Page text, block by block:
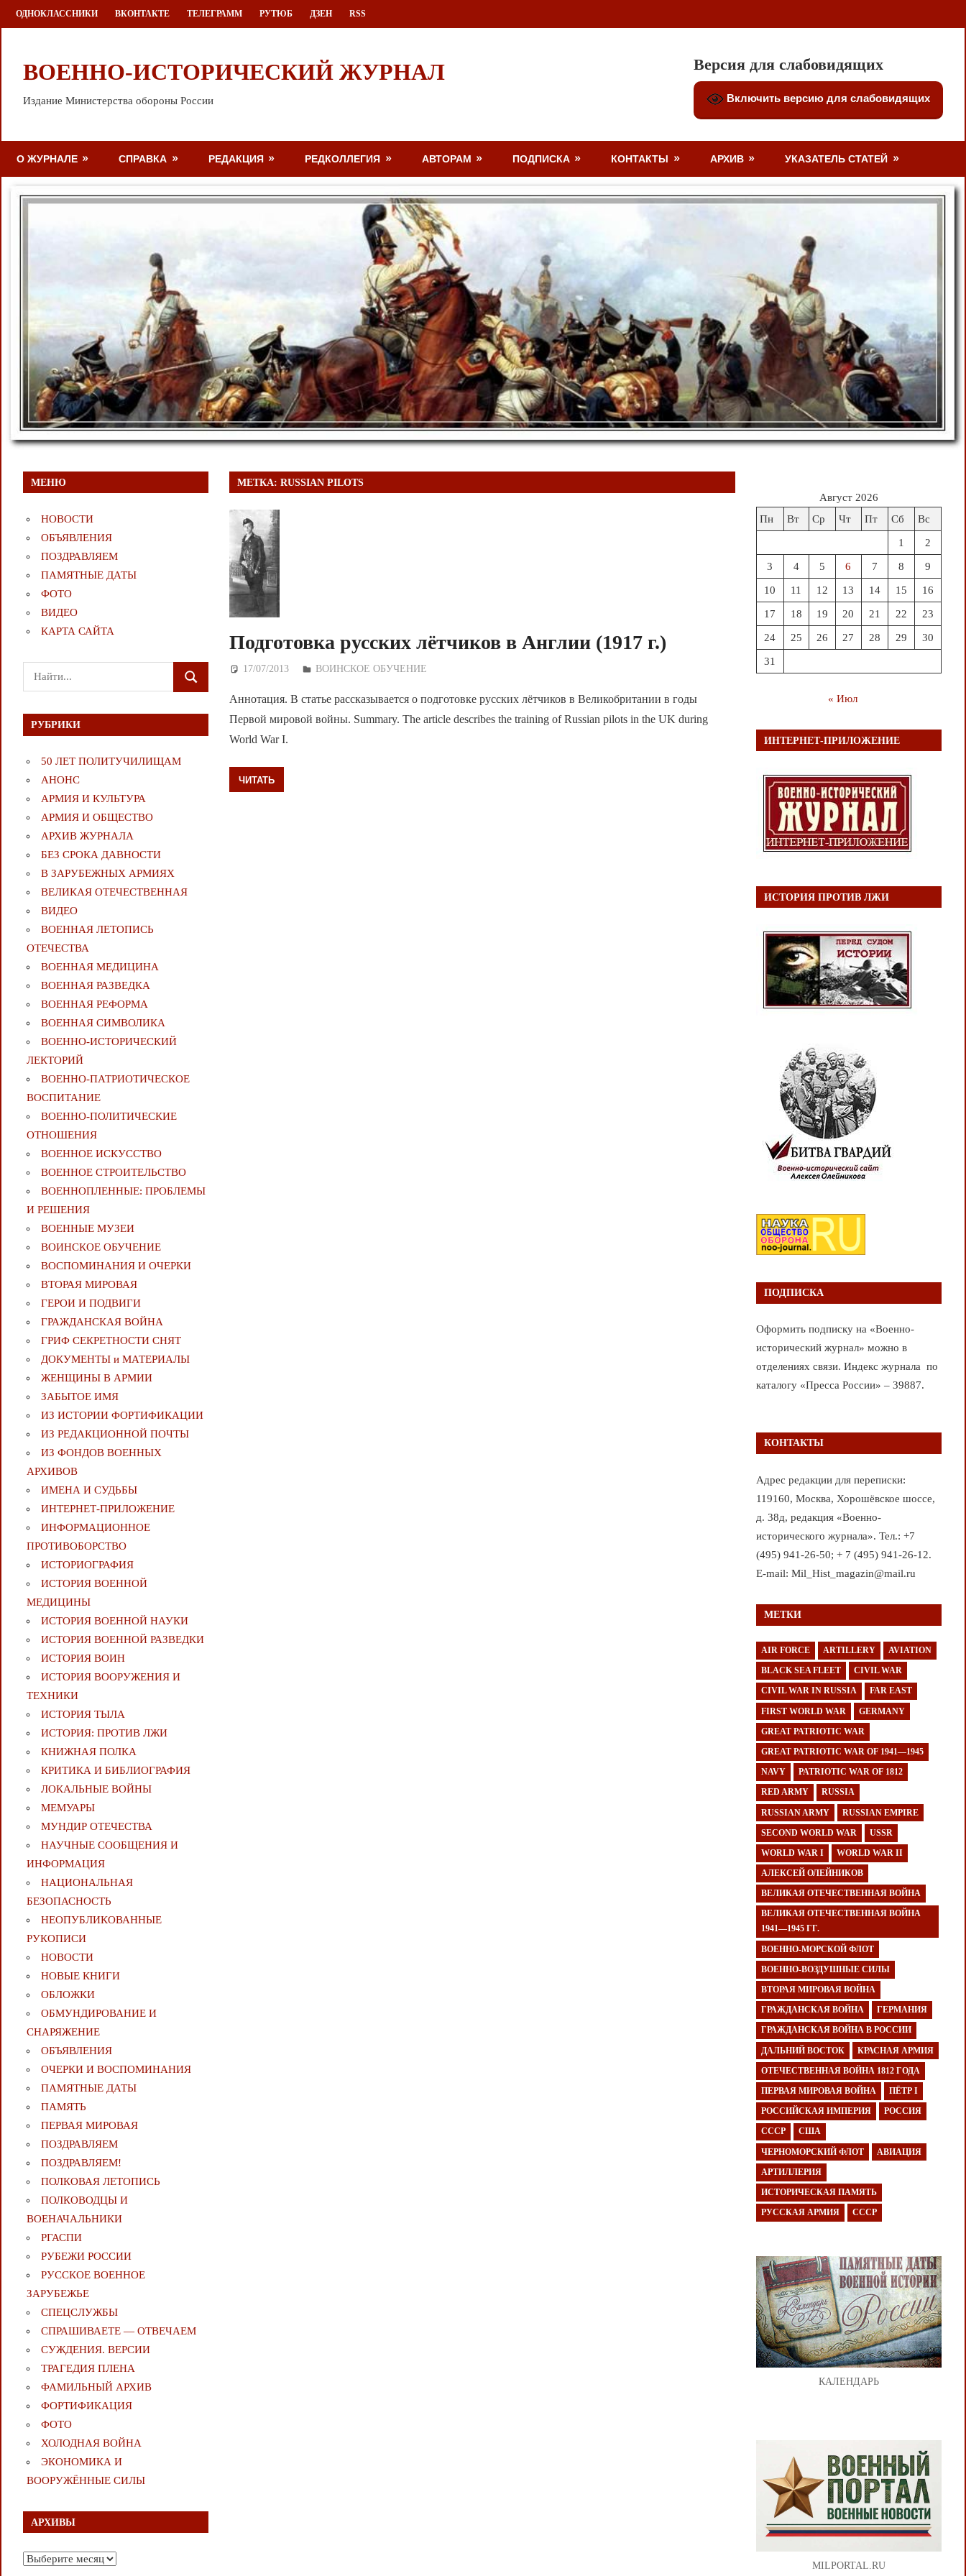
Перейти
к
ОДНОКЛАССНИКИ ВКОНТАКТЕ ТЕЛЕГРАММ РУТЮБ ДЗЕН RSS
ВОЕННО-ИСТОРИЧЕСКИЙ ЖУРНАЛ
Издание Министерства обороны России
Версия для слабовидящих
Включить версию для слабовидящих
О ЖУРНАЛЕ СПРАВКА РЕДАКЦИЯ РЕДКОЛЛЕГИЯ АВТОРАМ ПОДПИСКА КОНТАКТЫ АРХИВ УКАЗАТЕЛЬ СТАТЕЙ
МЕТКА:RUSSIAN PILOTS
Подготовка русских лётчиков в Англии (1917 г.)
17/07/2013 Дежурный по Редакции
ВОИНСКОЕ ОБУЧЕНИЕ
Аннотация. В статье рассказывается о подготовке русских лётчиков в Великобритании в годы
Первой мировой войны. Summary. The article describes the training of Russian pilots in the UK during
World War I.
ЧИТАТЬ
МЕНЮ
НОВОСТИ
ОБЪЯВЛЕНИЯ
ПОЗДРАВЛЯЕМ
ПАМЯТНЫЕ ДАТЫ
ФОТО
ВИДЕО
КАРТА САЙТА
Поиск
для:
ПОИСК
РУБРИКИ
50 ЛЕТ ПОЛИТУЧИЛИЩАМ
АНОНС
АРМИЯ И КУЛЬТУРА
АРМИЯ И ОБЩЕСТВО
АРХИВ ЖУРНАЛА
БЕЗ СРОКА ДАВНОСТИ
В ЗАРУБЕЖНЫХ АРМИЯХ
ВЕЛИКАЯ ОТЕЧЕСТВЕННАЯ
ВИДЕО
ВОЕННАЯ ЛЕТОПИСЬ
ОТЕЧЕСТВА
ВОЕННАЯ МЕДИЦИНА
ВОЕННАЯ РАЗВЕДКА
ВОЕННАЯ РЕФОРМА
ВОЕННАЯ СИМВОЛИКА
ВОЕННО-ИСТОРИЧЕСКИЙ
ЛЕКТОРИЙ
ВОЕННО-ПАТРИОТИЧЕСКОЕ
ВОСПИТАНИЕ
ВОЕННО-ПОЛИТИЧЕСКИE
ОТНОШЕНИЯ
ВОЕННОЕ ИСКУССТВО
ВОЕННОЕ СТРОИТЕЛЬСТВО
ВОЕННОПЛЕННЫЕ: ПРОБЛЕМЫ
И РЕШЕНИЯ
ВОЕННЫЕ МУЗЕИ
ВОИНСКОЕ ОБУЧЕНИЕ
ВОСПОМИНАНИЯ И ОЧЕРКИ
ВТОРАЯ МИРОВАЯ
ГЕРОИ И ПОДВИГИ
ГРАЖДАНСКАЯ ВОЙНА
ГРИФ СЕКРЕТНОСТИ СНЯТ
ДОКУМЕНТЫ и МАТЕРИАЛЫ
ЖЕНЩИНЫ В АРМИИ
ЗАБЫТОЕ ИМЯ
ИЗ ИСТОРИИ ФОРТИФИКАЦИИ
ИЗ РЕДАКЦИОННОЙ ПОЧТЫ
ИЗ ФОНДОВ ВОЕННЫХ
АРХИВОВ
ИМЕНА И СУДЬБЫ
ИНТЕРНЕТ-ПРИЛОЖЕНИЕ
ИНФОРМАЦИОННОЕ
ПРОТИВОБОРСТВО
ИСТОРИОГРАФИЯ
ИСТОРИЯ ВОЕННОЙ
МЕДИЦИНЫ
ИСТОРИЯ ВОЕННОЙ НАУКИ
ИСТОРИЯ ВОЕННОЙ РАЗВЕДКИ
ИСТОРИЯ ВОИН
ИСТОРИЯ ВООРУЖЕНИЯ И
ТЕХНИКИ
ИСТОРИЯ ТЫЛА
ИСТОРИЯ: ПРОТИВ ЛЖИ
КНИЖНАЯ ПОЛКА
КРИТИКА И БИБЛИОГРАФИЯ
ЛОКАЛЬНЫЕ ВОЙНЫ
МЕМУАРЫ
МУНДИР ОТЕЧЕСТВА
НАУЧНЫЕ СООБЩЕНИЯ И
ИНФОРМАЦИЯ
НАЦИОНАЛЬНАЯ
БЕЗОПАСНОСТЬ
НЕОПУБЛИКОВАННЫЕ
РУКОПИСИ
НОВОСТИ
НОВЫЕ КНИГИ
ОБЛОЖКИ
ОБМУНДИРОВАНИЕ И
СНАРЯЖЕНИЕ
ОБЪЯВЛЕНИЯ
ОЧЕРКИ И ВОСПОМИНАНИЯ
ПАМЯТНЫЕ ДАТЫ
ПАМЯТЬ
ПЕРВАЯ МИРОВАЯ
ПОЗДРАВЛЯЕМ
ПОЗДРАВЛЯЕМ!
ПОЛКОВАЯ ЛЕТОПИСЬ
ПОЛКОВОДЦЫ И
ВОЕНАЧАЛЬНИКИ
РГАСПИ
РУБЕЖИ РОССИИ
РУССКОЕ ВОЕННОЕ
ЗАРУБЕЖЬЕ
СПЕЦСЛУЖБЫ
СПРАШИВАЕТЕ — ОТВЕЧАЕМ
СУЖДЕНИЯ. ВЕРСИИ
ТРАГЕДИЯ ПЛЕНА
ФАМИЛЬНЫЙ АРХИВ
ФОРТИФИКАЦИЯ
ФОТО
ХОЛОДНАЯ ВОЙНА
ЭКОНОМИКА И
ВООРУЖЁННЫЕ СИЛЫ
АРХИВЫ
Архивы
Август 2026
Пн
Вт Ср Чт Пт Сб Вс
1 2
3 4 5 6 7 8 9
10 11 12 13 14 15 16
17 18 19 20 21 22 23
24 25 26 27 28 29 30
31
« Июл
ИНТЕРНЕТ-ПРИЛОЖЕНИЕ
ИСТОРИЯ ПРОТИВ ЛЖИ
ПОДПИСКА
Оформить подписку на «Военно-
исторический журнал» можно в
отделениях связи. Индекс журнала по
каталогу «Пресса России» – 39887.
КОНТАКТЫ
Адрес редакции для переписки:
119160, Москва, Хорошёвское шоссе,
д. 38д, редакция «Военно-
исторического журнала». Тел.: +7
(495) 941-26-50; + 7 (495) 941-26-12.
E-mail: Mil_Hist_magazin@mail.ru
МЕТКИ
AIR FORCE ARTILLERY AVIATION
BLACK SEA FLEET CIVIL WAR
CIVIL WAR IN RUSSIA FAR EAST
FIRST WORLD WAR GERMANY
GREAT PATRIOTIC WAR
GREAT PATRIOTIC WAR OF 1941—1945
NAVY PATRIOTIC WAR OF 1812
RED ARMY RUSSIA
RUSSIAN ARMY RUSSIAN EMPIRE
SECOND WORLD WAR USSR
WORLD WAR I WORLD WAR II
АЛЕКСЕЙ ОЛЕЙНИКОВ
ВЕЛИКАЯ ОТЕЧЕСТВЕННАЯ ВОЙНА
ВЕЛИКАЯ ОТЕЧЕСТВЕННАЯ ВОЙНА
1941—1945 ГГ.
ВОЕННО-МОРСКОЙ ФЛОТ
ВОЕННО-ВОЗДУШНЫЕ СИЛЫ
ВТОРАЯ МИРОВАЯ ВОЙНА
ГРАЖДАНСКАЯ ВОЙНА ГЕРМАНИЯ
ГРАЖДАНСКАЯ ВОЙНА В РОССИИ
ДАЛЬНИЙ ВОСТОК КРАСНАЯ АРМИЯ
ОТЕЧЕСТВЕННАЯ ВОЙНА 1812 ГОДА
ПЕРВАЯ МИРОВАЯ ВОЙНА ПЁТР I
РОССИЙСКАЯ ИМПЕРИЯ РОССИЯ
СССР США
ЧЕРНОМОРСКИЙ ФЛОТ АВИАЦИЯ
АРТИЛЛЕРИЯ
ИСТОРИЧЕСКАЯ ПАМЯТЬ
РУССКАЯ АРМИЯ СССР
КАЛЕНДАРЬ
MILPORTAL.RU